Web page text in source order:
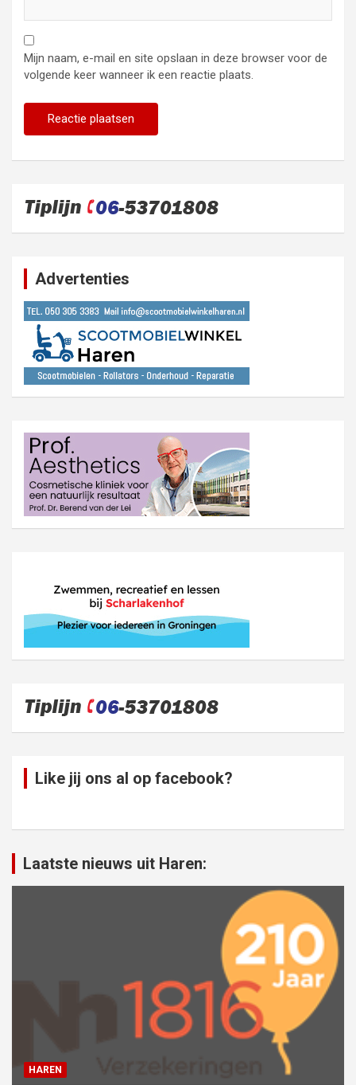
Mijn naam, e-mail en site opslaan in deze browser voor de
volgende keer wanneer ik een reactie plaats.
Advertenties
Like jij ons al op facebook?
Laatste nieuws uit Haren:
HAREN